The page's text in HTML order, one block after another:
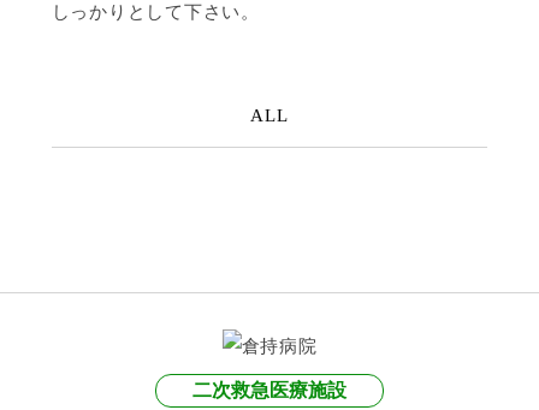
しっかりとして下さい。
ALL
二次救急医療施設